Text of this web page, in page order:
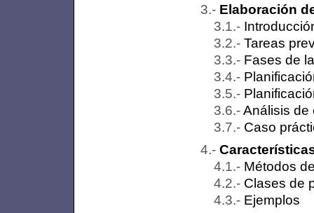
Elaboración
Tareas
Fases de
Análisis de
Caso
Métodos
Clases de
Ejemplos